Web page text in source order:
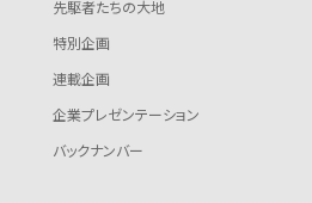
先駆者たちの大地
特別企画
連載企画
企業プレゼンテーション
バックナンバー